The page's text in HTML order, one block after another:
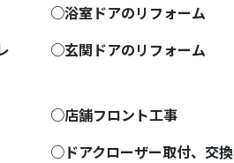
○浴室ドアのリフォーム
○玄関ドアのリフォーム
○店舗フロント工事
○ドアクローザー取付、交換